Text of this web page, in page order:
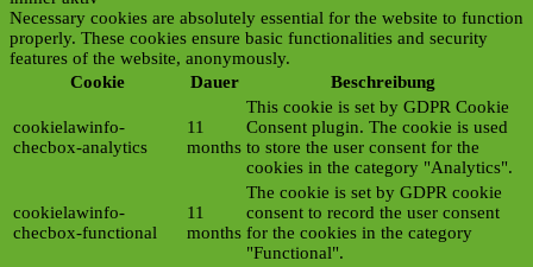
Necessary cookies are absolutely essential for the website to function
properly. These cookies ensure basic functionalities and security
features of the website, anonymously.
Cookie
Dauer Beschreibung
cookielawinfo-
checbox-analytics
11
months
This cookie is set by GDPR Cookie
Consent plugin. The cookie is used
to store the user consent for the
cookies in the category "Analytics".
cookielawinfo-
checbox-functional
11
months
The cookie is set by GDPR cookie
consent to record the user consent
for the cookies in the category
"Functional".